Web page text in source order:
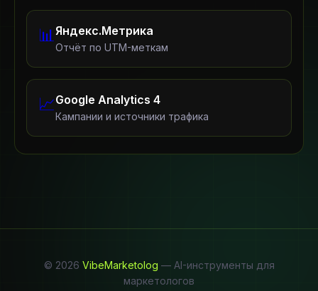
📊Яндекс.Метрика
Отчёт по UTM-меткам
📈Google Analytics 4
Кампании и источники трафика
© 2026 VibeMarketolog — AI-инструменты для
маркетологов